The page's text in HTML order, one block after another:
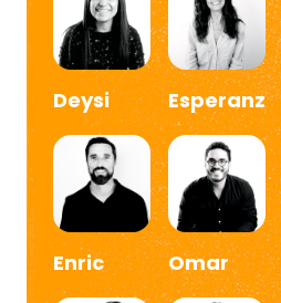
Deysi Esperanza
Enric Omar